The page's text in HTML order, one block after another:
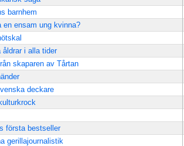
barnhem
en ensam ung kvinna?
åldrar i alla tider
skaparen av Tårtan
deckare
första bestseller
gerillajournalistik